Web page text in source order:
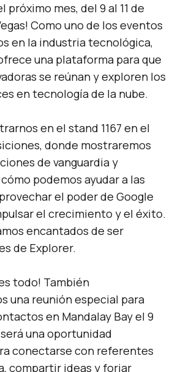
próximo mes, del 9 al 11 de
Como uno de los eventos
en la industria tecnológica,
una plataforma para que
se reúnan y exploren los
en tecnología de la nube.
en el stand 1167 en el
donde mostraremos
de vanguardia y
podemos ayudar a las
el poder de Google
el crecimiento y el éxito.
encantados de ser
de Explorer.
todo! También
una reunión especial para
en Mandalay Bay el 9
una oportunidad
conectarse con referentes
compartir ideas y forjar